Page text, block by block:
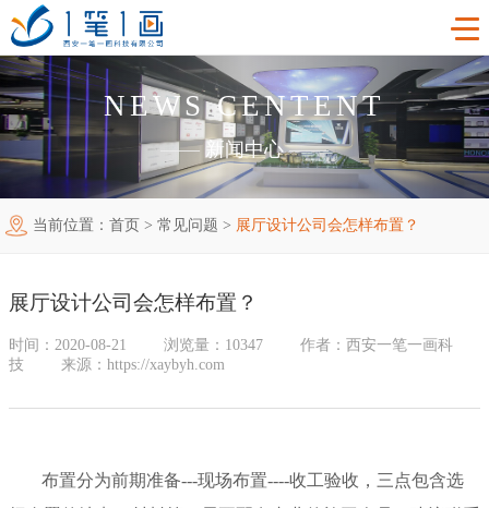
首页
工程案例
主题多媒体展厅
产品中心
互动投影
荣誉资质
诚聘精英
联系我们
NEWS CENTENT
—— 新闻中心 ——
当前位置： 首页 > 常见问题 > 展厅设计公司会怎样布置？
展厅设计公司会怎样布置？
时间：2020-08-21 浏览量：10347
作者：西安一笔一画科
技
来源：https://xaybyh.com
布置分为前期准备---现场布置----收工验收，三点包含选